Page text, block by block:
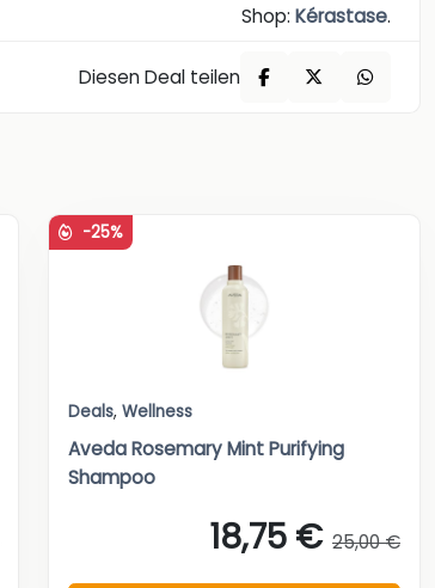
Shop: Kérastase.
Diesen Deal teilen
-25%
Deals, Wellness
Aveda Rosemary Mint Purifying
Shampoo
18,75 € 25,00 €